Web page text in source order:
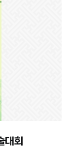
대회